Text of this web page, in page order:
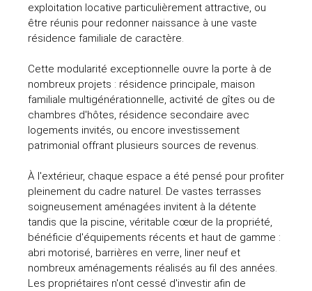
exploitation locative particulièrement attractive, ou
être réunis pour redonner naissance à une vaste
résidence familiale de caractère.
Cette modularité exceptionnelle ouvre la porte à de
nombreux projets : résidence principale, maison
familiale multigénérationnelle, activité de gîtes ou de
chambres d'hôtes, résidence secondaire avec
logements invités, ou encore investissement
patrimonial offrant plusieurs sources de revenus.
À l'extérieur, chaque espace a été pensé pour profiter
pleinement du cadre naturel. De vastes terrasses
soigneusement aménagées invitent à la détente
tandis que la piscine, véritable cœur de la propriété,
bénéficie d'équipements récents et haut de gamme :
abri motorisé, barrières en verre, liner neuf et
nombreux aménagements réalisés au fil des années.
Les propriétaires n'ont cessé d'investir afin de